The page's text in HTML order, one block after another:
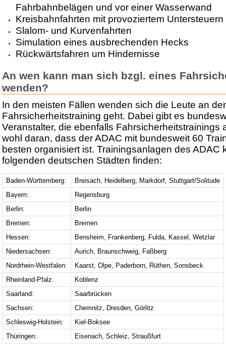
Fahrbahnbelägen und vor einer Wasserwand
Kreisbahnfahrten mit provoziertem
Slalom- und Kurvenfahrten
Simulation eines ausbrechenden Hecks
Rückwärtsfahren um Hindernisse
An wen kann man sich bzgl. eines
wenden?
In den meisten Fällen wenden sich die Leute an
Fahrsicherheitstraining geht. Dabei gibt es
Veranstalter, die ebenfalls Fahrsicherheitstrainings
wohl daran, dass der ADAC mit bundesweit 60
besten organisiert ist. Trainingsanlagen des ADAC
folgenden deutschen Städten finden:
Baden-Württemberg:
Breisach, Heidelberg, Markdorf, Stuttgart/Solitude
Bayern:
Regensburg
Berlin:
Berlin
Bremen:
Bremen
Hessen:
Bensheim, Frankenberg, Fulda, Kassel, Wetzlar
Niedersachsen:
Aurich, Braunschweig, Faßberg
Nordrhein-Westfalen:
Kaarst, Olpe, Paderborn, Rüthen, Sonsbeck
Rheinland-Pfalz:
Koblenz
Saarland:
Saarbrücken
Sachsen:
Chemnitz, Dresden, Görlitz
Schleswig-Holstein:
Kiel-Boksee
Thüringen:
Eisenach, Schleiz, Straußfurt